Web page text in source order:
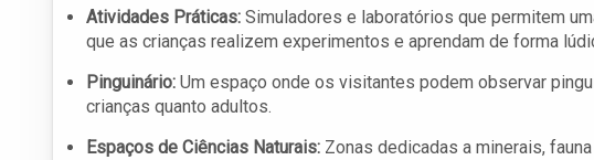
Atividades Práticas: Simuladores e laboratórios que permitem
que as crianças realizem experimentos e aprendam de forma
Pinguinário: Um espaço onde os visitantes podem observar
crianças quanto adultos.
Espaços de Ciências Naturais: Zonas dedicadas a minerais,